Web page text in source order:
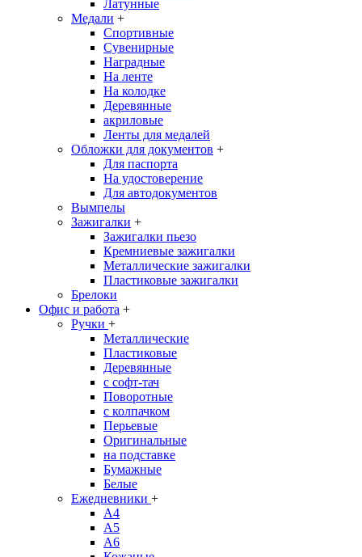
Латунные
Медали +
Спортивные
Сувенирные
Наградные
На ленте
На колодке
Деревянные
акриловые
Ленты для медалей
Обложки для документов +
Для паспорта
На удостоверение
Для автодокументов
Вымпелы
Зажигалки +
Зажигалки пьезо
Кремниевые зажигалки
Металлические зажигалки
Пластиковые зажигалки
Брелоки
Офис и работа +
Ручки +
Металлические
Пластиковые
Деревянные
с софт-тач
Поворотные
с колпачком
Перьевые
Оригинальные
на подставке
Бумажные
Белые
Ежедневники +
A4
A5
A6